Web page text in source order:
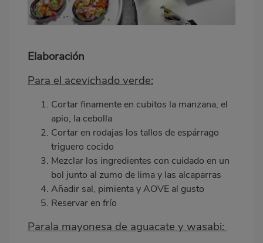
Elaboración
Para el acevichado verde:
Cortar finamente en cubitos la manzana, el
apio, la cebolla
Cortar en rodajas los tallos de espárrago
triguero cocido
Mezclar los ingredientes con cuidado en un
bol junto al zumo de lima y las alcaparras
Añadir sal, pimienta y AOVE al gusto
Reservar en frío
Parala mayonesa de aguacate y wasabi: